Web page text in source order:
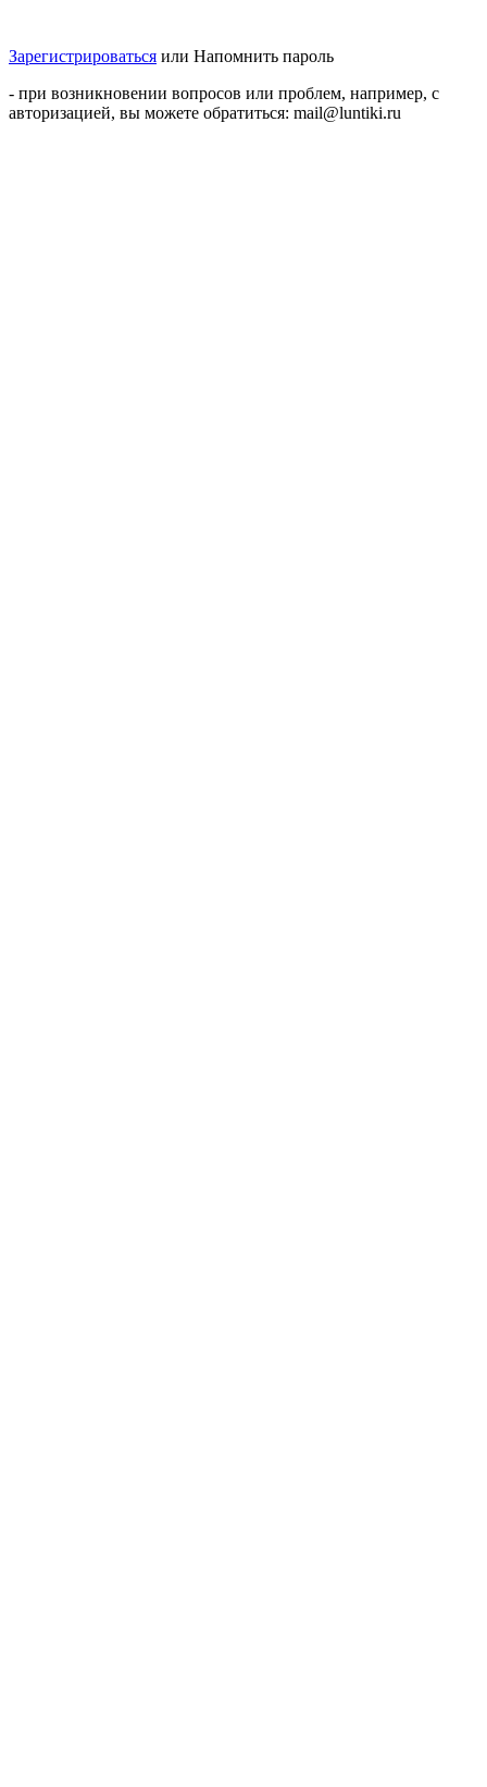
Зарегистрироваться или Напомнить пароль
- при возникновении вопросов или проблем, например, с
авторизацией, вы можете обратиться: mail@luntiki.ru